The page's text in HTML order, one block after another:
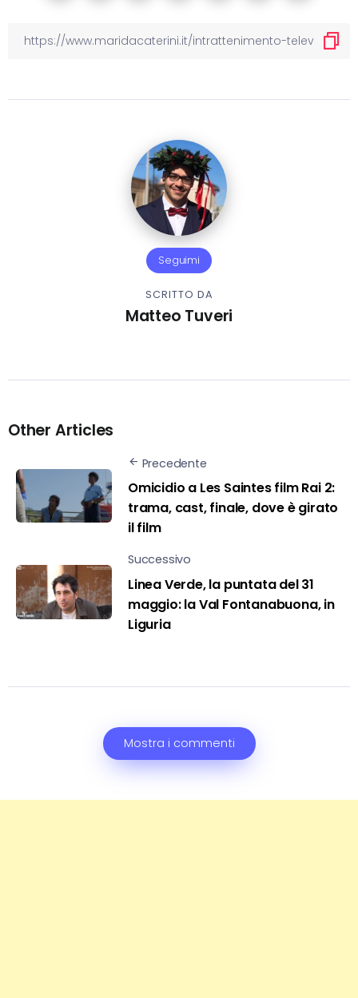
Seguimi
SCRITTO DA
Matteo Tuveri
Other Articles
Precedente
Omicidio a Les Saintes film Rai 2:
trama, cast, finale, dove è girato
il film
Successivo
Linea Verde, la puntata del 31
maggio: la Val Fontanabuona, in
Liguria
Mostra i commenti